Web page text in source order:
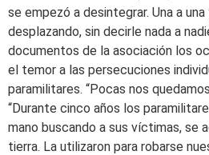
se empezó a desintegrar. Una a
desplazando, sin decirle nada a
documentos de la asociación los
el temor a las persecuciones
paramilitares. “Pocas nos
“Durante cinco años los
mano buscando a sus víctimas, se
tierra. La utilizaron para robarse